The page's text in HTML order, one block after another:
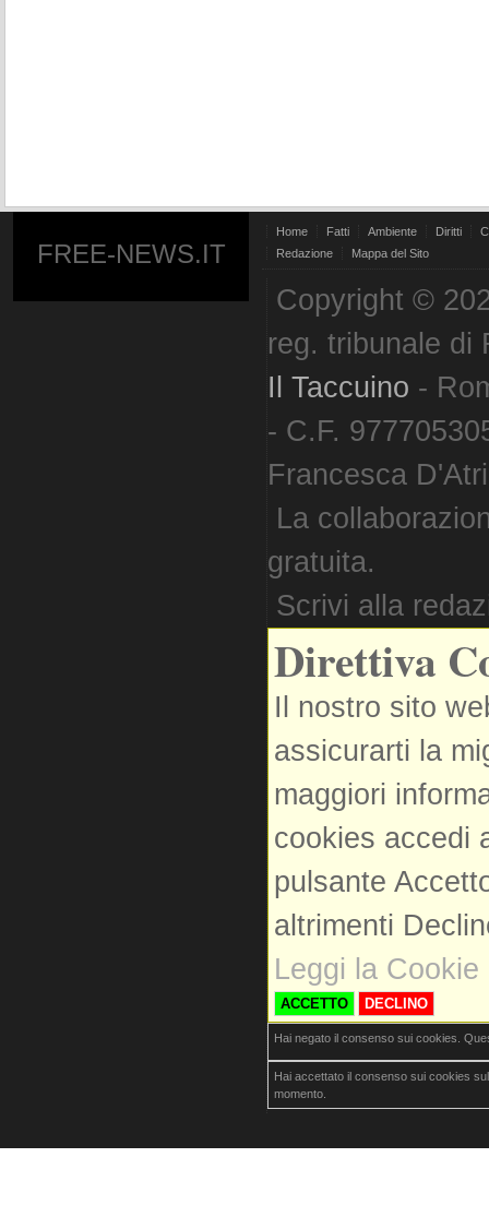
FREE-NEWS.IT
Home Fatti Ambiente Diritti
Redazione
Mappa del Sito
Copyright ©
reg. tribunale di
Il Taccuino -
- C.F.
Francesca
La
gratuita.
Scrivi alla
Direttiva
Il nostro sito
assicurarti la
maggiori
cookies accedi
pulsante
altrimenti
Leggi la Cookie
ACCETTO DECLINO
Hai negato il consenso sui cookies.
Hai accettato il consenso sui cookies
momento.